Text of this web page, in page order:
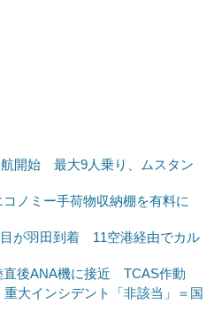
開始 最大9人乗り、ムスタン
コノミー手荷物収納棚を有料に
が羽田到着 11空港経由でカル
直後ANA機に接近 TCAS作動
大インシデント「非該当」＝国